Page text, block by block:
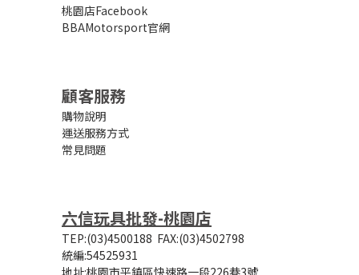
桃園店Facebook
BBAMotorsport官網
顧客服務
購物說明
運送服務方式
常見問題
六信玩具批發-桃園店
TEP:(03)4500188 FAX:(03)4502798
統編:54525931
地址:桃園市平鎮區快速路一段226巷3號